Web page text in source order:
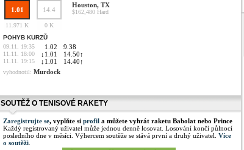
1.01 14.4
Houston, TX
$162,480 Hard
11.971 K
0 K
POHYB KURZŮ
09.11. 19:35
1.02 9.38
11.11. 18:00 ↓ 1.01 14.50↑
11.11. 19:15 ↓ 1.01 14.40↑
vyhodnotil: Murdock
SOUTĚŽ O TENISOVÉ RAKETY
Zaregistrujte se, vyplňte si profil a můžete vyhrát raketu Babolat nebo Prince
Každý registrovaný uživatel může jednou denně losovat. Losování končí půlnocí
posledního dne v měsíci. Výhercem soutěže se stává první a druhý uživatel. Více
o soutěži